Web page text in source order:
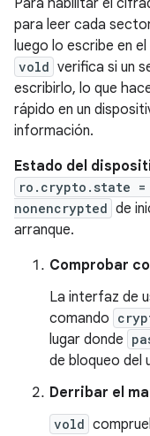
Para habilitar el
para leer cada
luego lo escribe en
vold verifica si un
escribirlo, lo que
rápido en un
información.
Estado del
ro.crypto.state =
nonencrypted de
arranque.
Comprobar
La interfaz de
comando
lugar donde
de bloqueo del
Derribar el
vold